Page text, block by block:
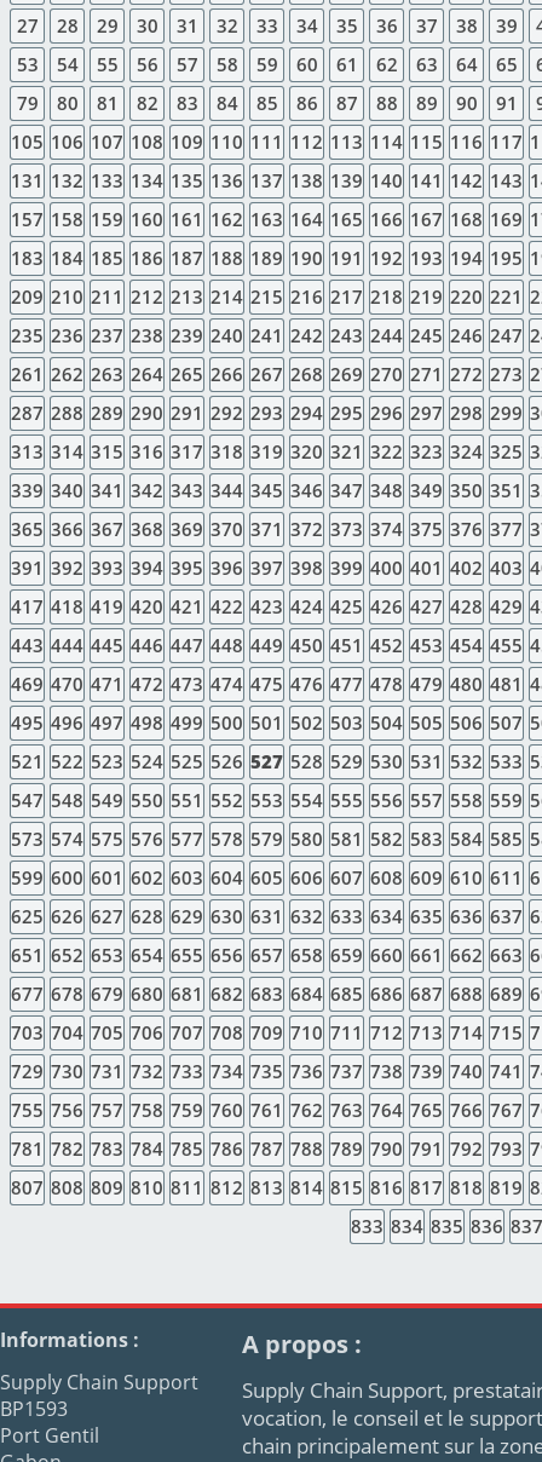
27
28 29 30 31 32 33 34 35 36 37 38 39
53
54 55 56 57 58 59 60 61 62 63 64 65
79
80 81 82 83 84 85 86 87 88 89 90 91
105 106 107 108 109 110 111 112 113 114 115 116 117
131 132 133 134 135 136 137 138 139 140 141 142 143
157 158 159 160 161 162 163 164 165 166 167 168 169
183 184 185 186 187 188 189 190 191 192 193 194 195
209 210 211 212 213 214 215 216 217 218 219 220 221
235 236 237 238 239 240 241 242 243 244 245 246 247
261 262 263 264 265 266 267 268 269 270 271 272 273
287 288 289 290 291 292 293 294 295 296 297 298 299
313 314 315 316 317 318 319 320 321 322 323 324 325
339 340 341 342 343 344 345 346 347 348 349 350 351
365 366 367 368 369 370 371 372 373 374 375 376 377
391 392 393 394 395 396 397 398 399 400 401 402 403
417 418 419 420 421 422 423 424 425 426 427 428 429
443 444 445 446 447 448 449 450 451 452 453 454 455
469 470 471 472 473 474 475 476 477 478 479 480 481
495 496 497 498 499 500 501 502 503 504 505 506 507
521 522 523 524 525 526 527 528 529 530 531 532 533
547 548 549 550 551 552 553 554 555 556 557 558 559
573 574 575 576 577 578 579 580 581 582 583 584 585
599 600 601 602 603 604 605 606 607 608 609 610 611
625 626 627 628 629 630 631 632 633 634 635 636 637
651 652 653 654 655 656 657 658 659 660 661 662 663
677 678 679 680 681 682 683 684 685 686 687 688 689
703 704 705 706 707 708 709 710 711 712 713 714 715
729 730 731 732 733 734 735 736 737 738 739 740 741
755 756 757 758 759 760 761 762 763 764 765 766 767
781 782 783 784 785 786 787 788 789 790 791 792 793
807 808 809 810 811 812 813 814 815 816 817 818 819
833 834 835 836 837
Informations :
Supply Chain Support
BP1593
Port Gentil
A propos :
Supply Chain Support,
vocation, le conseil et le
chain principalement sur la